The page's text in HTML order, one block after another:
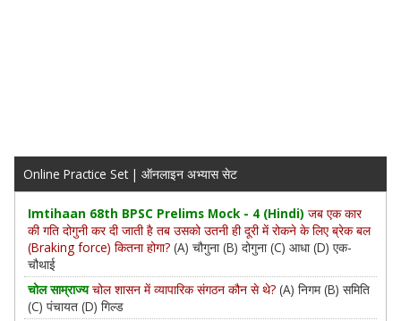
Online Practice Set | ऑनलाइन अभ्यास सेट
Imtihaan 68th BPSC Prelims Mock - 4 (Hindi) जब एक कार
की गति दोगुनी कर दी जाती है तब उसको उतनी ही दूरी में रोकने के लिए ब्रेक बल
(Braking force) कितना होगा? (A) चौगुना (B) दोगुना (C) आधा (D) एक-
चौथाई
चोल साम्राज्यचोल शासन में व्यापारिक संगठन कौन से थे? (A) निगम (B) समिति
(C) पंचायत (D) गिल्ड